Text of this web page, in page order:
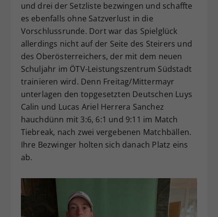
und drei der Setzliste bezwingen und schaffte
es ebenfalls ohne Satzverlust in die
Vorschlussrunde. Dort war das Spielglück
allerdings nicht auf der Seite des Steirers und
des Oberösterreichers, der mit dem neuen
Schuljahr im ÖTV-Leistungszentrum Südstadt
trainieren wird. Denn Freitag/Mittermayr
unterlagen den topgesetzten Deutschen Luys
Calin und Lucas Ariel Herrera Sanchez
hauchdünn mit 3:6, 6:1 und 9:11 im Match
Tiebreak, nach zwei vergebenen Matchbällen.
Ihre Bezwinger holten sich danach Platz eins
ab.